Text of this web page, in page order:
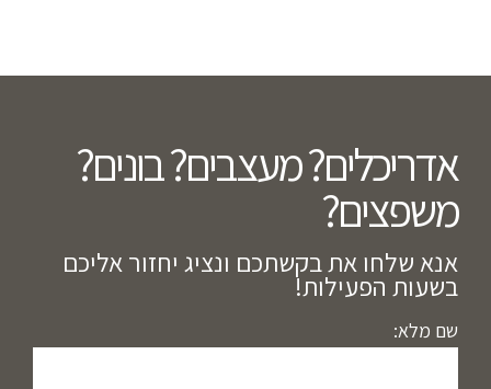
אדריכלים? מעצבים? בונים?
משפצים?​
אנא שלחו את בקשתכם ונציג יחזור אליכם
בשעות הפעילות!
שם מלא: